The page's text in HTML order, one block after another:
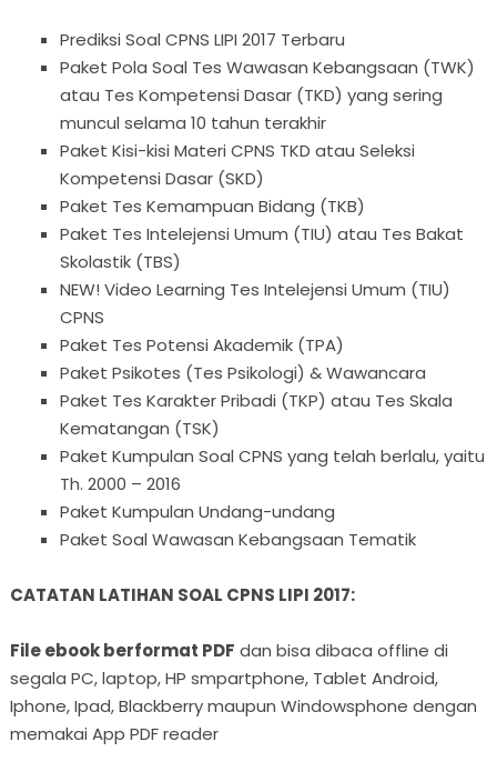
Prediksi Soal CPNS LIPI 2017 Terbaru
Paket Pola Soal Tes Wawasan Kebangsaan (TWK)
atau Tes Kompetensi Dasar (TKD) yang sering
muncul selama 10 tahun terakhir
Paket Kisi-kisi Materi CPNS TKD atau Seleksi
Kompetensi Dasar (SKD)
Paket Tes Kemampuan Bidang (TKB)
Paket Tes Intelejensi Umum (TIU) atau Tes Bakat
Skolastik (TBS)
NEW! Video Learning Tes Intelejensi Umum (TIU)
CPNS
Paket Tes Potensi Akademik (TPA)
Paket Psikotes (Tes Psikologi) & Wawancara
Paket Tes Karakter Pribadi (TKP) atau Tes Skala
Kematangan (TSK)
Paket Kumpulan Soal CPNS yang telah berlalu, yaitu
Th. 2000 – 2016
Paket Kumpulan Undang-undang
Paket Soal Wawasan Kebangsaan Tematik
CATATAN LATIHAN SOAL CPNS LIPI 2017:
File ebook berformat PDF dan bisa dibaca offline di
segala PC, laptop, HP smpartphone, Tablet Android,
Iphone, Ipad, Blackberry maupun Windowsphone dengan
memakai App PDF reader